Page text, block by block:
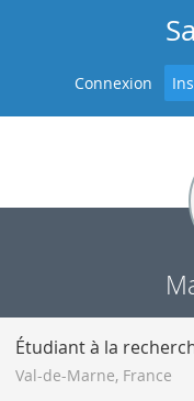
Connexion
Étudiant à la
Val-de-Marne, France